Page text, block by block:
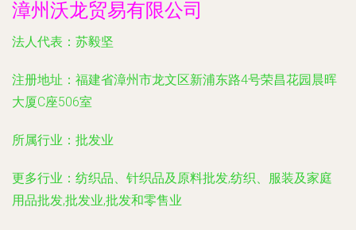
漳州沃龙贸易有限公司
法人代表： 苏毅坚
注册地址： 福建省漳州市龙文区新浦东路4号荣昌花园晨晖
大厦C座506室
所属行业： 批发业
更多行业： 纺织品、针织品及原料批发,纺织、服装及家庭
用品批发,批发业,批发和零售业